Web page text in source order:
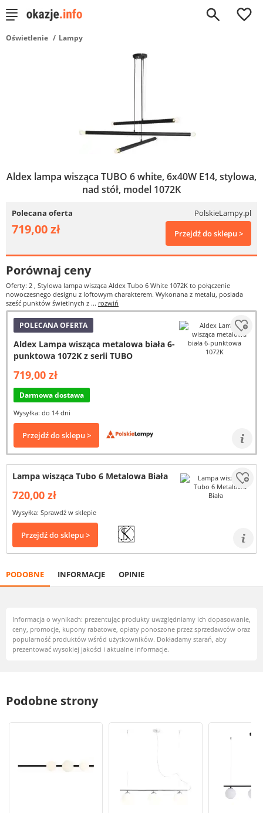
0
Oświetlenie Lampy
Aldex lampa wisząca TUBO 6 white, 6x40W E14, stylowa,
nad stół, model 1072K
Polecana oferta PolskieLampy.pl
719,00 zł Przejdź do sklepu >
Porównaj ceny
Oferty: 2 , Stylowa lampa wisząca Aldex Tubo 6 White 1072K to połączenie
nowoczesnego designu z loftowym charakterem. Wykonana z metalu, posiada
sześć punktów świetlnych z ... rozwiń
POLECANA OFERTA
Aldex Lampa wisząca metalowa biała 6-
punktowa 1072K z serii TUBO
719,00 zł
Darmowa dostawa
Wysyłka: do 14 dni
Przejdź do sklepu >
Lampa wisząca Tubo 6 Metalowa Biała
720,00 zł
Wysyłka: Sprawdź w sklepie
Przejdź do sklepu >
PODOBNE INFORMACJE OPINIE
Informacja o wynikach: prezentując produkty uwzględniamy ich dopasowanie,
ceny, promocje, kupony rabatowe, opłaty ponoszone przez sprzedawców oraz
popularność produktów wśród użytkowników. Dokładamy starań, aby
prezentować wysokiej jakości i aktualne informacje.
Podobne strony